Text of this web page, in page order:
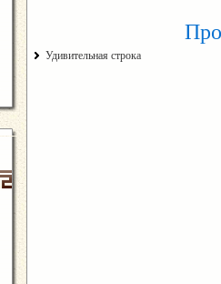
Удивительная строка